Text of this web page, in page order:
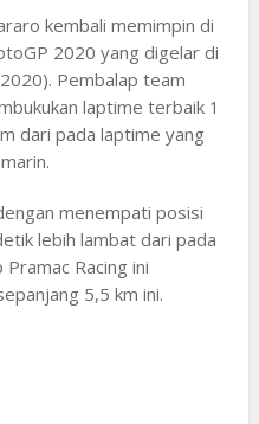
kembali memimpin di
2020 yang digelar di
Pembalap team
laptime terbaik 1
dari pada laptime yang
menempati posisi
lebih lambat dari pada
Racing ini
5,5 km ini.